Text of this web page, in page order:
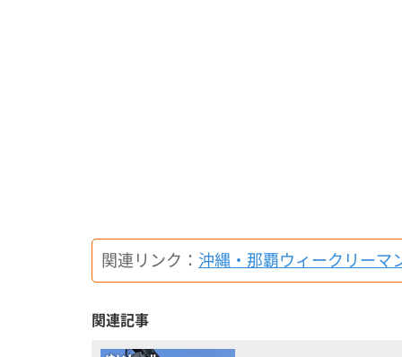
関連リンク： 沖縄・那覇ウィークリーマ
関連記事